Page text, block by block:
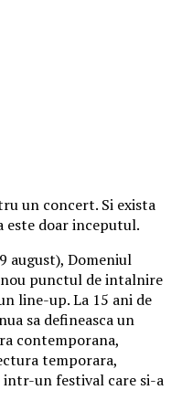
un concert. Si exista
este doar inceputul.
august), Domeniul
punctul de intalnire
line-up. La 15 ani de
sa defineasca un
contemporana,
temporara,
un festival care si-a